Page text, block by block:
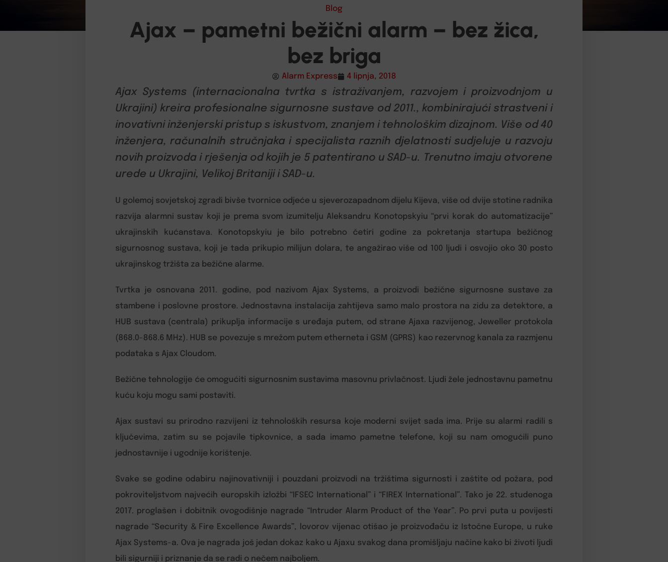
Blog
Ajax – pametni bežični alarm – bez žica,
bez briga
Alarm Express 4 lipnja, 2018
Ajax Systems (internacionalna tvrtka s istraživanjem, razvojem i proizvodnjom u
Ukrajini) kreira profesionalne sigurnosne sustave od 2011., kombinirajući strastveni i
inovativni inženjerski pristup s iskustvom, znanjem i tehnološkim dizajnom. Više od 40
inženjera, računalnih stručnjaka i specijalista raznih djelatnosti sudjeluje u razvoju
novih proizvoda i rješenja od kojih je 5 patentirano u SAD-u. Trenutno imaju otvorene
urede u Ukrajini, Velikoj Britaniji i SAD-u.
U golemoj sovjetskoj zgradi bivše tvornice odjeće u sjeverozapadnom dijelu Kijeva, više od dvije stotine radnika
razvija alarmni sustav koji je prema svom izumitelju Aleksandru Konotopskyiu “prvi korak do automatizacije”
ukrajinskih kućanstava. Konotopskyiu je bilo potrebno četiri godine za pokretanja startupa bežičnog
sigurnosnog sustava, koji je tada prikupio milijun dolara, te angažirao više od 100 ljudi i osvojio oko 30 posto
ukrajinskog tržišta za bežične alarme.
Tvrtka je osnovana 2011. godine, pod nazivom Ajax Systems, a proizvodi bežične sigurnosne sustave za
stambene i poslovne prostore. Jednostavna instalacija zahtijeva samo malo prostora na zidu za detektore, a
HUB sustava (centrala) prikuplja informacije s uređaja putem, od strane Ajaxa razvijenog, Jeweller protokola
(868.0-868.6 MHz). HUB se povezuje s mrežom putem etherneta i GSM (GPRS) kao rezervnog kanala za razmjenu
podataka s Ajax Cloudom.
Bežične tehnologije će omogućiti sigurnosnim sustavima masovnu privlačnost. Ljudi žele jednostavnu pametnu
kuću koju mogu sami postaviti.
Ajax sustavi su prirodno razvijeni iz tehnoloških resursa koje moderni svijet sada ima. Prije su alarmi radili s
ključevima, zatim su se pojavile tipkovnice, a sada imamo pametne telefone, koji su nam omogućili puno
jednostavnije i ugodnije korištenje.
Svake se godine odabiru najinovativniji i pouzdani proizvodi na tržištima sigurnosti i zaštite od požara, pod
pokroviteljstvom najvećih europskih izložbi “IFSEC International” i “FIREX International”. Tako je 22. studenoga
2017. proglašen i dobitnik ovogodišnje nagrade “Intruder Alarm Product of the Year”. Po prvi puta u povijesti
nagrade “Security & Fire Excellence Awards”, lovorov vijenac otišao je proizvođaču iz Istočne Europe, u ruke
Ajax Systems-a. Ova je nagrada još jedan dokaz kako u Ajaxu svakog dana promišljaju načine kako bi životi ljudi
bili sigurniji i priznanje da se radi o nečem najboljem.